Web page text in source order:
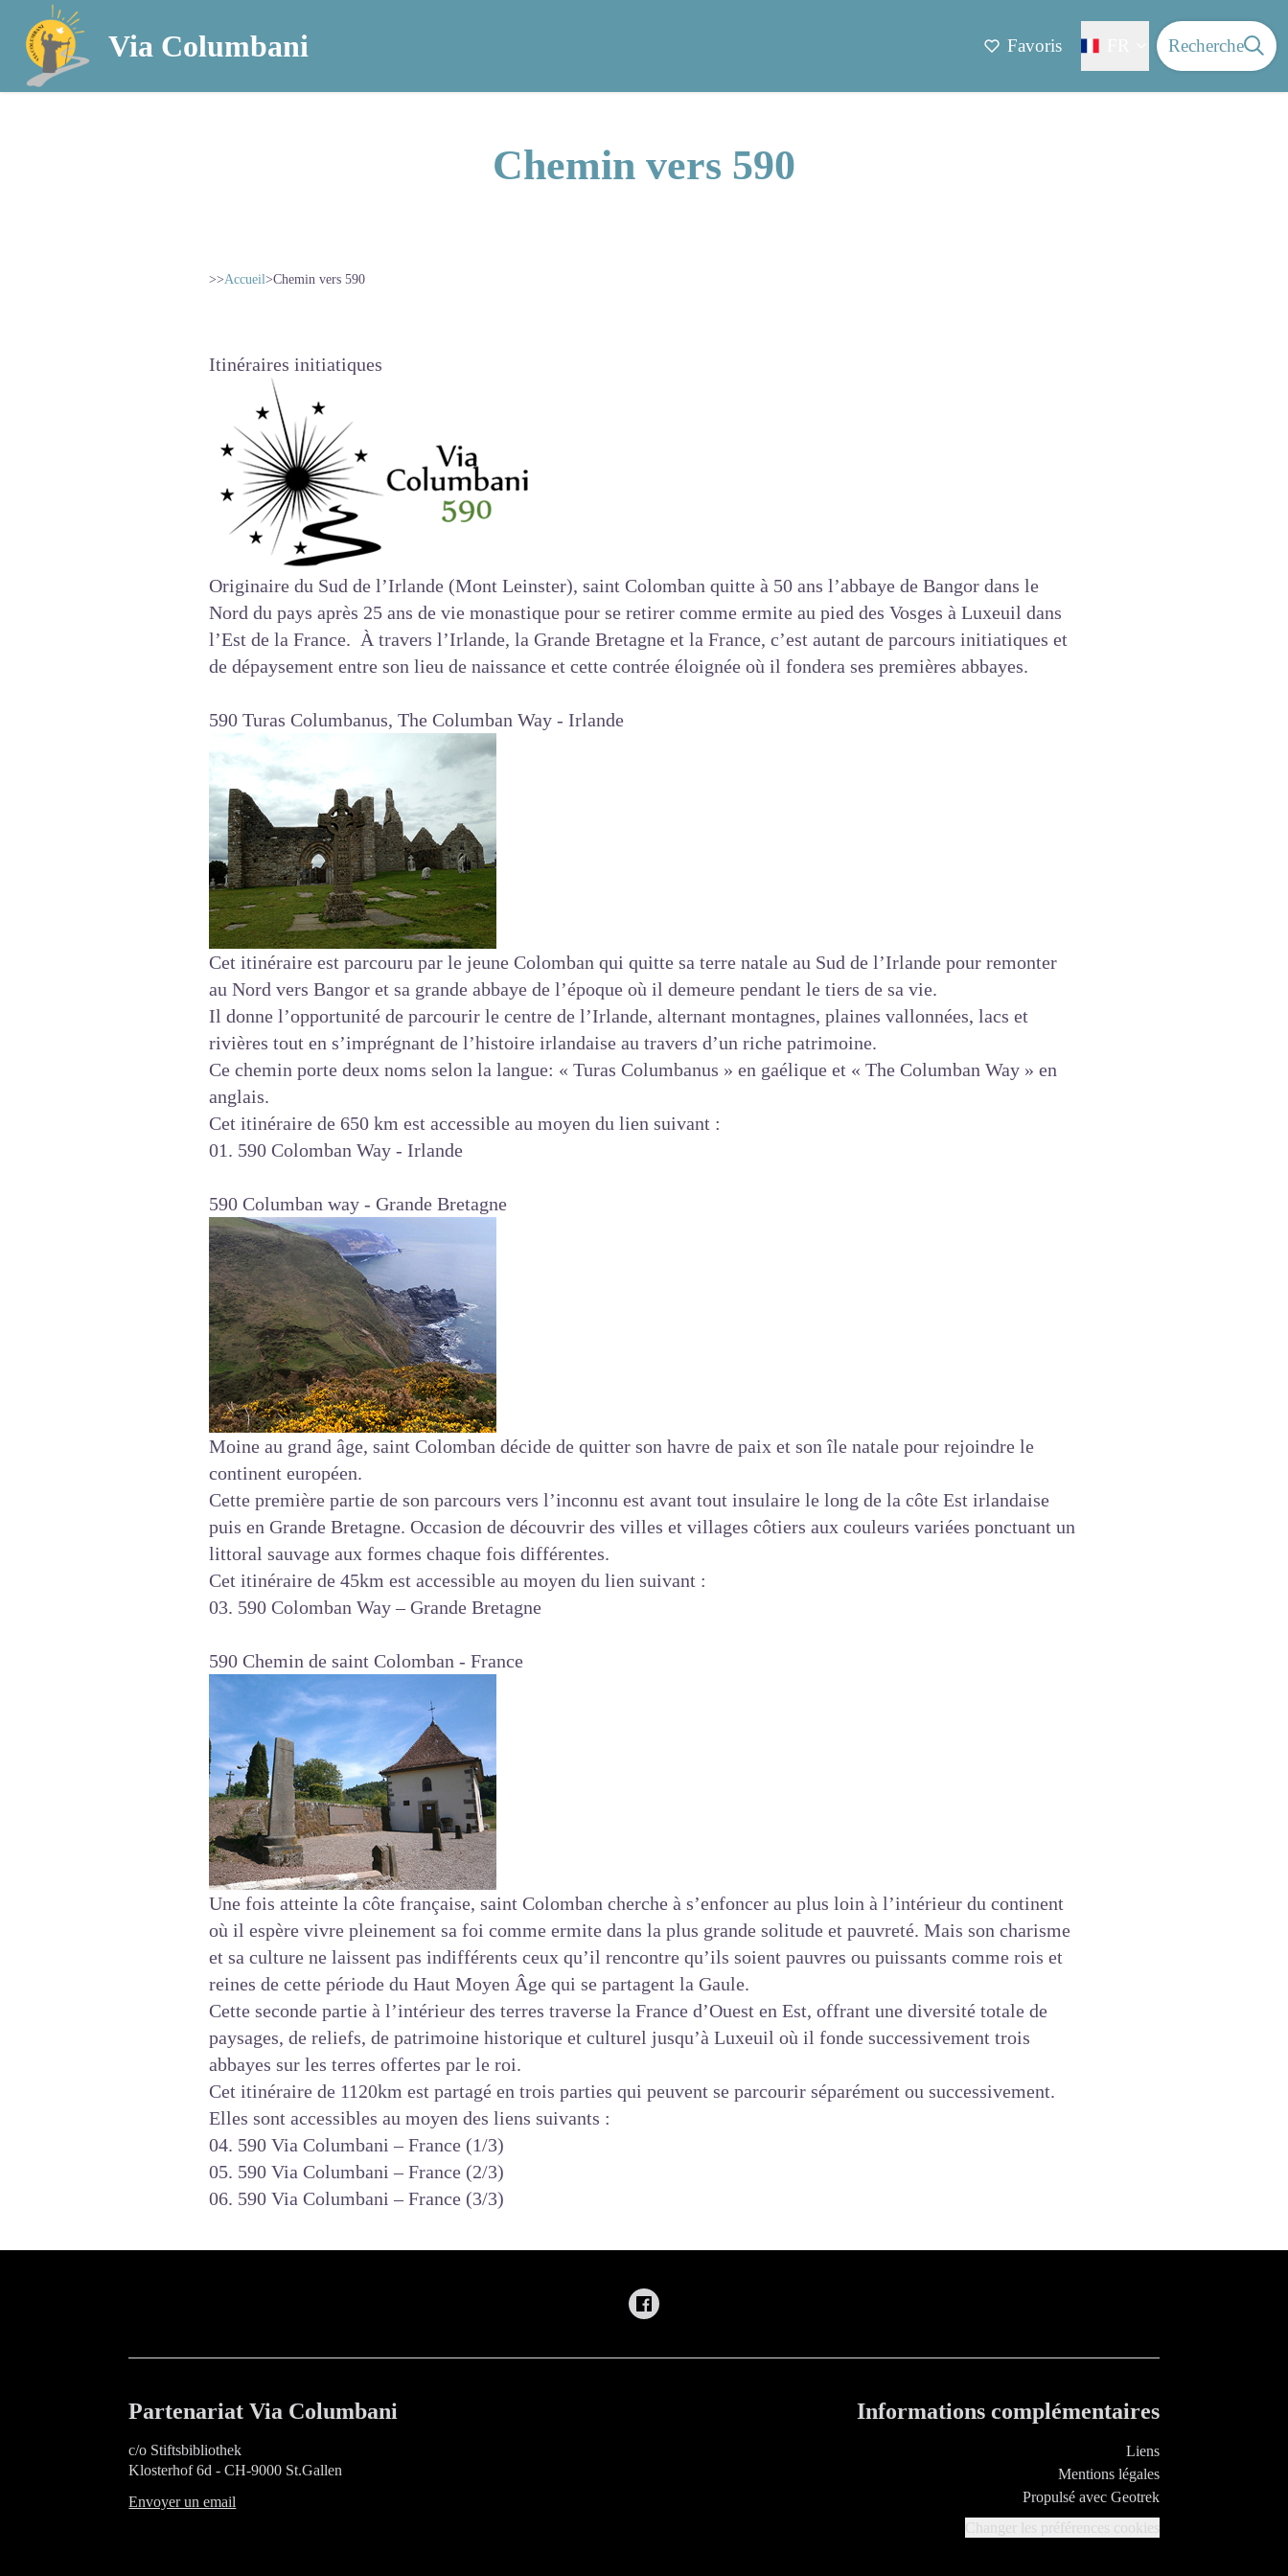
Via Columbani Favoris Recherche
Chemin vers 590
>>Accueil>Chemin vers 590
Itinéraires initiatiques
Originaire du Sud de l’Irlande (Mont Leinster), saint Colomban quitte à 50 ans l’abbaye de Bangor dans le
Nord du pays après 25 ans de vie monastique pour se retirer comme ermite au pied des Vosges à Luxeuil dans
l’Est de la France. À travers l’Irlande, la Grande Bretagne et la France, c’est autant de parcours initiatiques et
de dépaysement entre son lieu de naissance et cette contrée éloignée où il fondera ses premières abbayes.
590 Turas Columbanus, The Columban Way - Irlande
Cet itinéraire est parcouru par le jeune Colomban qui quitte sa terre natale au Sud de l’Irlande pour remonter
au Nord vers Bangor et sa grande abbaye de l’époque où il demeure pendant le tiers de sa vie.
Il donne l’opportunité de parcourir le centre de l’Irlande, alternant montagnes, plaines vallonnées, lacs et
rivières tout en s’imprégnant de l’histoire irlandaise au travers d’un riche patrimoine.
Ce chemin porte deux noms selon la langue: « Turas Columbanus » en gaélique et « The Columban Way » en
anglais.
Cet itinéraire de 650 km est accessible au moyen du lien suivant :
01. 590 Colomban Way - Irlande
590 Columban way - Grande Bretagne
Moine au grand âge, saint Colomban décide de quitter son havre de paix et son île natale pour rejoindre le
continent européen.
Cette première partie de son parcours vers l’inconnu est avant tout insulaire le long de la côte Est irlandaise
puis en Grande Bretagne. Occasion de découvrir des villes et villages côtiers aux couleurs variées ponctuant un
littoral sauvage aux formes chaque fois différentes.
Cet itinéraire de 45km est accessible au moyen du lien suivant :
03. 590 Colomban Way – Grande Bretagne
590 Chemin de saint Colomban - France
Une fois atteinte la côte française, saint Colomban cherche à s’enfoncer au plus loin à l’intérieur du continent
où il espère vivre pleinement sa foi comme ermite dans la plus grande solitude et pauvreté. Mais son charisme
et sa culture ne laissent pas indifférents ceux qu’il rencontre qu’ils soient pauvres ou puissants comme rois et
reines de cette période du Haut Moyen Âge qui se partagent la Gaule.
Cette seconde partie à l’intérieur des terres traverse la France d’Ouest en Est, offrant une diversité totale de
paysages, de reliefs, de patrimoine historique et culturel jusqu’à Luxeuil où il fonde successivement trois
abbayes sur les terres offertes par le roi.
Cet itinéraire de 1120km est partagé en trois parties qui peuvent se parcourir séparément ou successivement.
Elles sont accessibles au moyen des liens suivants :
04. 590 Via Columbani – France (1/3)
05. 590 Via Columbani – France (2/3)
06. 590 Via Columbani – France (3/3)
Partenariat Via Columbani
c/o Stiftsbibliothek
Klosterhof 6d - CH-9000 St.Gallen
Envoyer un email
Informations complémentaires
Liens
Mentions légales
Propulsé avec Geotrek
Changer les préférences cookies